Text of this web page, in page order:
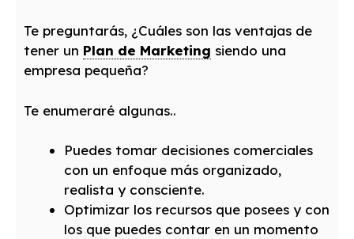
Te preguntarás, ¿Cuáles son las ventajas de
tener un Plan de Marketing siendo una
empresa pequeña?
Te enumeraré algunas..
Puedes tomar decisiones comerciales
con un enfoque más organizado,
realista y consciente.
Optimizar los recursos que posees y con
los que puedes contar en un momento